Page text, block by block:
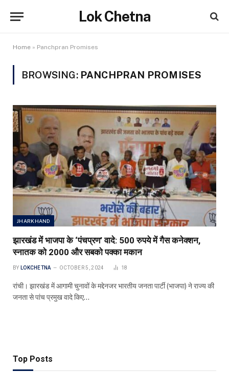
Lok Chetna
Home » Panchpran Promises
BROWSING: PANCHPRAN PROMISES
JHARKHAND
झारखंड में भाजपा के ‘पंचप्रण’ वादे: 500 रुपये में गैस कनेक्शन,
स्नातक को ₹2000 और सबको पक्का मकान
BY LOKCHETNA OCTOBER 5, 2024 18
रांची। झारखंड में आगामी चुनावों के मद्देनजर भारतीय जनता पार्टी (भाजपा) ने राज्य की
जनता से पांच प्रमुख वादे किए…
Top Posts